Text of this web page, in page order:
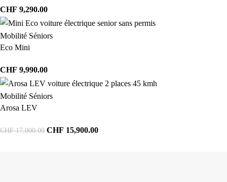
CHF 9,290.00
Mobilité Séniors
Eco Mini
CHF 9,990.00
Mobilité Séniors
Arosa LEV
CHF17,000.00 CHF 15,900.00